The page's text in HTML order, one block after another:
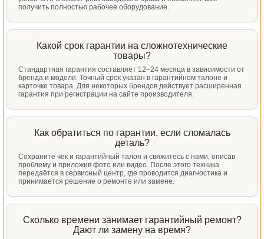
получить полностью рабочее оборудование.
Какой срок гарантии на сложнотехнические
товары?
Стандартная гарантия составляет 12–24 месяца в зависимости от
бренда и модели. Точный срок указан в гарантийном талоне и
карточке товара. Для некоторых брендов действует расширенная
гарантия при регистрации на сайте производителя.
Как обратиться по гарантии, если сломалась
деталь?
Сохраните чек и гарантийный талон и свяжитесь с нами, описав
проблему и приложив фото или видео. После этого техника
передаётся в сервисный центр, где проводится диагностика и
принимается решение о ремонте или замене.
Сколько времени занимает гарантийный ремонт?
Дают ли замену на время?